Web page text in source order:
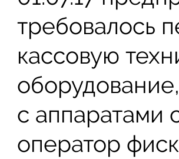
требовалось
кассовую
с аппаратами
оператор